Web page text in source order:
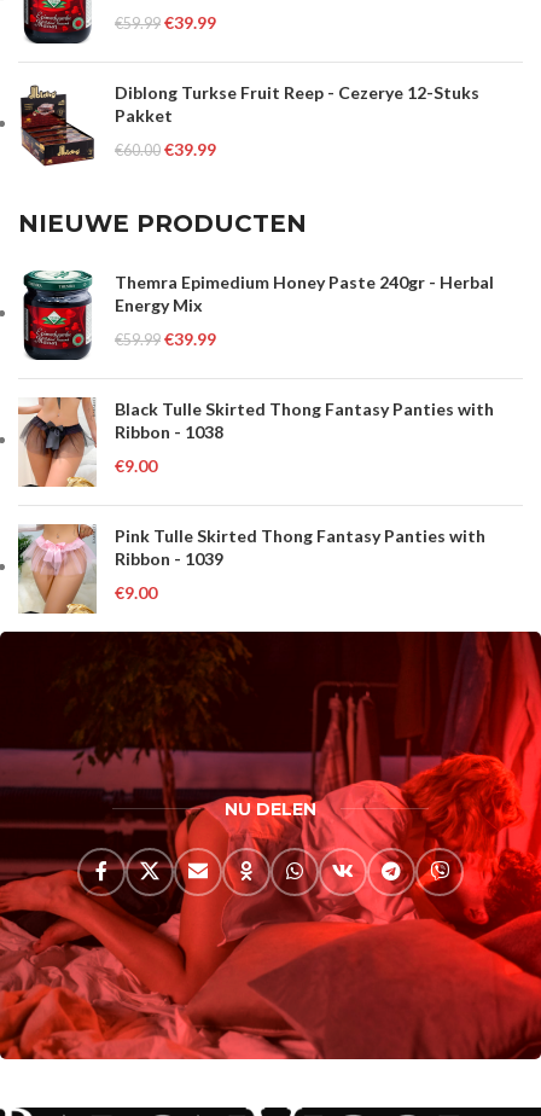
€59.99 €39.99
Diblong Turkse Fruit Reep - Cezerye 12-Stuks
Pakket
€60.00 €39.99
NIEUWE PRODUCTEN
Themra Epimedium Honey Paste 240gr - Herbal
Energy Mix
€59.99 €39.99
Black Tulle Skirted Thong Fantasy Panties with
Ribbon - 1038
€9.00
Pink Tulle Skirted Thong Fantasy Panties with
Ribbon - 1039
€9.00
NU DELEN